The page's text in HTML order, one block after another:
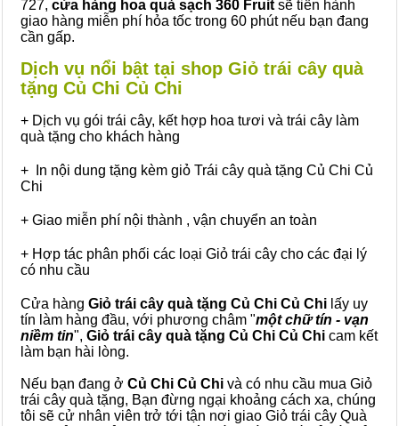
727, cửa hàng hoa quả sạch 360 Fruit sẽ tiến hành
giao hàng miễn phí hỏa tốc trong 60 phút nếu bạn đang
cần gấp.
Dịch vụ nổi bật tại shop Giỏ trái cây quà
tặng Củ Chi Củ Chi
+ Dịch vụ gói trái cây, kết hợp hoa tươi và trái cây làm
quà tặng cho khách hàng
+ In nội dung tặng kèm giỏ Trái cây quà tặng Củ Chi Củ
Chi
+ Giao miễn phí nội thành , vận chuyển an toàn
+ Hợp tác phân phối các loại Giỏ trái cây cho các đại lý
có nhu cầu
Cửa hàng Giỏ trái cây quà tặng Củ Chi Củ Chi lấy uy
tín làm hàng đầu, với phương châm "một chữ tín - vạn
niềm tin", Giỏ trái cây quà tặng Củ Chi Củ Chi cam kết
làm bạn hài lòng.
Nếu bạn đang ở Củ Chi Củ Chi và có nhu cầu mua Giỏ
trái cây quà tặng, Bạn đừng ngại khoảng cách xa, chúng
tôi sẽ cử nhân viên trở tới tận nơi giao Giỏ trái cây Quà